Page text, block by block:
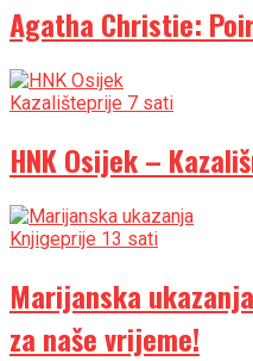
Agatha Christie:
Kazališteprije 7 sati
HNK Osijek –
Knjigeprije 13 sati
Marijanska
za naše vrijeme!